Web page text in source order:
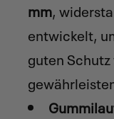
mm,
entwickelt,
guten